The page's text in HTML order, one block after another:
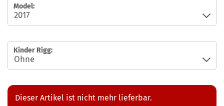
Model:
Kinder Rigg:
Dieser Artikel ist nicht mehr lieferbar.